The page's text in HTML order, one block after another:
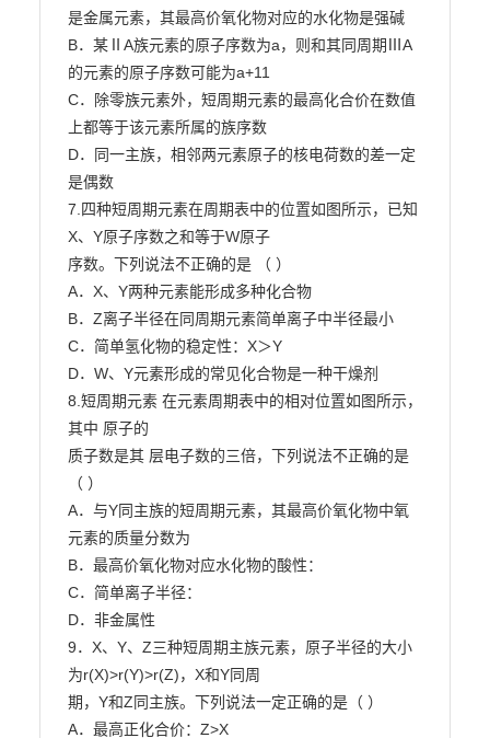
是金属元素，其最高价氧化物对应的水化物是强碱
B．某ⅡA族元素的原子序数为a，则和其同周期ⅢA
的元素的原子序数可能为a+11
C．除零族元素外，短周期元素的最高化合价在数值
上都等于该元素所属的族序数
D．同一主族，相邻两元素原子的核电荷数的差一定
是偶数
7.四种短周期元素在周期表中的位置如图所示，已知
X、Y原子序数之和等于W原子
序数。下列说法不正确的是 （ ）
A．X、Y两种元素能形成多种化合物
B．Z离子半径在同周期元素简单离子中半径最小
C．简单氢化物的稳定性：X＞Y
D．W、Y元素形成的常见化合物是一种干燥剂
8.短周期元素 在元素周期表中的相对位置如图所示，
其中 原子的
质子数是其 层电子数的三倍，下列说法不正确的是
（ ）
A．与Y同主族的短周期元素，其最高价氧化物中氧
元素的质量分数为
B．最高价氧化物对应水化物的酸性：
C．简单离子半径：
D．非金属性
9．X、Y、Z三种短周期主族元素，原子半径的大小
为r(X)>r(Y)>r(Z)，X和Y同周
期，Y和Z同主族。下列说法一定正确的是（ ）
A．最高正化合价：Z>X